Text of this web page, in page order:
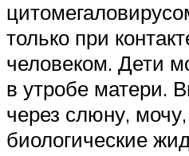
только при
человеком. Дети
в утробе матери.
через слюну,
биологические